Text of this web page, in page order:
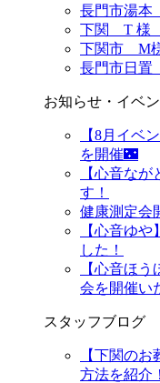
長門市湯
下関 T 様
下関市 M
長門市日
お知らせ・イベン
【8月イベ
を開催🌃
【心音な
す！
健康測定会
【心音ゆ
した！
【心音ほ
会を開催い
スタッフブログ
【下関の
方法を紹介！